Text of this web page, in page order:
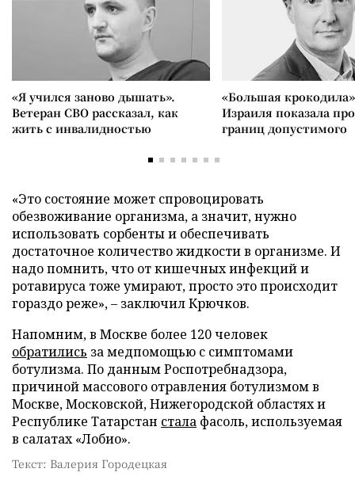
«Я учился заново дышать».
Ветеран СВО рассказал, как
жить с инвалидностью
«Большая
Израиля показала
границ допустимого
«Это состояние может спровоцировать
обезвоживание организма, а значит, нужно
использовать сорбенты и обеспечивать
достаточное количество жидкости в организме. И
надо помнить, что от кишечных инфекций и
ротавируса тоже умирают, просто это происходит
гораздо реже», – заключил Крючков.
Напомним, в Москве более 120 человек
обратились за медпомощью с симптомами
ботулизма. По данным Роспотребнадзора,
причиной массового отравления ботулизмом в
Москве, Московской, Нижегородской областях и
Республике Татарстан стала фасоль, используемая
в салатах «Лобио».
Текст: Валерия Городецкая